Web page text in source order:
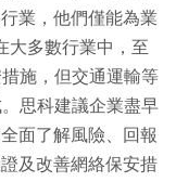
業，他們僅能為業
大多數行業中，至
施，但交通運輸等
思科建議企業盡早
面了解風險、回報
及改善網絡保安措